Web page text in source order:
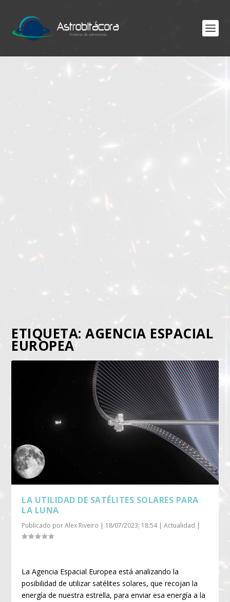
ETIQUETA:AGENCIA ESPACIAL
EUROPEA
LA UTILIDAD DE SATÉLITES SOLARES PARA
LA LUNA
Publicado porAlex Riveiro | 18/07/2023; 18:54|Actualidad |
La Agencia Espacial Europea está analizando la
posibilidad de utilizar satélites solares, que recojan la
energía de nuestra estrella, para enviar esa energía a la